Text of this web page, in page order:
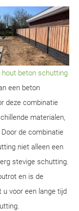
hout beton schutting
een beton
deze combinatie
materialen,
de combinatie
niet alleen een
stevige schutting.
en is de
voor een lange tijd